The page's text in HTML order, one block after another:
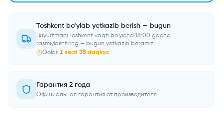
Toshkent bo‘ylab yetkazib berish — bugun
Buyurtmani Toshkent vaqti bo‘yicha 18:00 gacha
rasmiylashtiring — bugun yetkazib beramiz.
Qoldi: 1 soat 35 daqiqa
Гарантия 2 года
Официальная гарантия от производителя